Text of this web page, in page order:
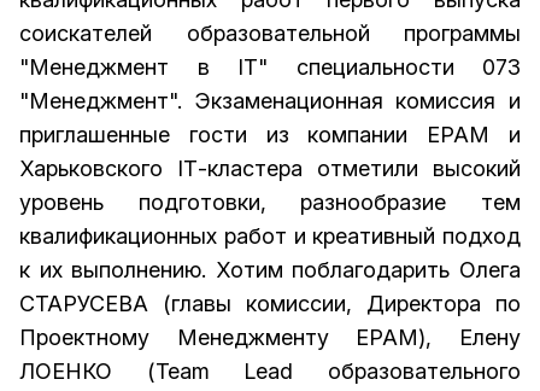
соискателей образовательной программы
"Менеджмент в ІТ" специальности 073
"Менеджмент". Экзаменационная комиссия и
приглашенные гости из компании ЕРАМ и
Харьковского ІТ-кластера отметили высокий
уровень подготовки, разнообразие тем
квалификационных работ и креативный подход
к их выполнению. Хотим поблагодарить Олега
СТАРУСЕВА (главы комиссии, Директора по
Проектному Менеджменту EPAM), Елену
ЛОЕНКО (Team Lead образовательного